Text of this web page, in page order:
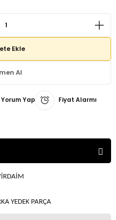
Ekle
Al
Yorum Yap
Fiyat Alarmı
YEDEK PARÇA